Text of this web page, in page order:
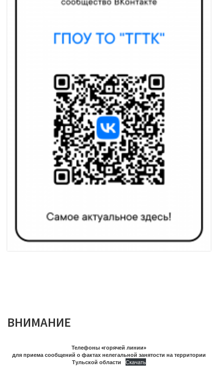
ВНИМАНИЕ
Телефоны «горячей линии»
для приема сообщений о фактах нелегальной занятости на территории
Тульской области
Скачать